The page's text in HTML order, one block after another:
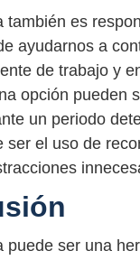
también es
ayudarnos a
de trabajo y
opción pueden
un periodo
ser el uso de
puede ser una